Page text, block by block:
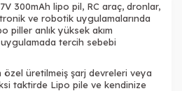
300mAh lipo pil, RC araç, dronlar,
ve robotik uygulamalarında
piller anlık yüksek akım
tercih sebebi
özel üretilmeiş şarj devreleri veya
taktirde Lipo pile ve kendinize